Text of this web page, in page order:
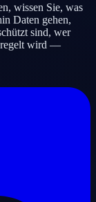
wissen Sie, was
Daten gehen,
sind, wer
wird —